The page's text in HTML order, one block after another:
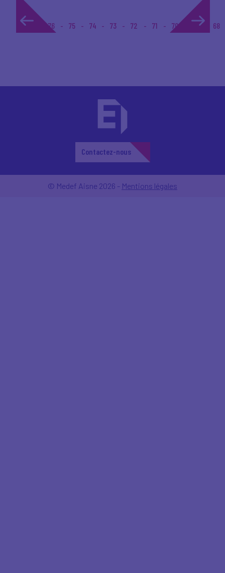
1... 76 75 74 73 72 71 70 69 68
Contactez-nous
© Medef Aisne 2026 - Mentions légales